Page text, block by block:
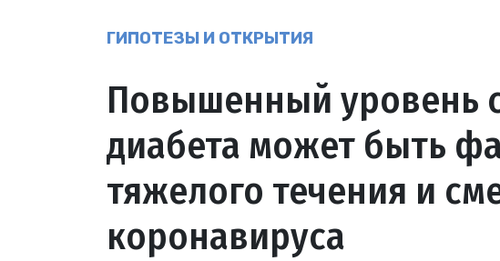
ГИПОТЕЗЫ И ОТКРЫТИЯ
Повышенный уровень
диабета может быть
тяжелого течения и
коронавируса